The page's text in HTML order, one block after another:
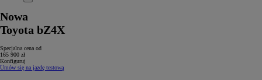
Nowa
Toyota bZ4X
Specjalna cena od
165 900 zł
Konfiguruj
Umów się na jazdę testową